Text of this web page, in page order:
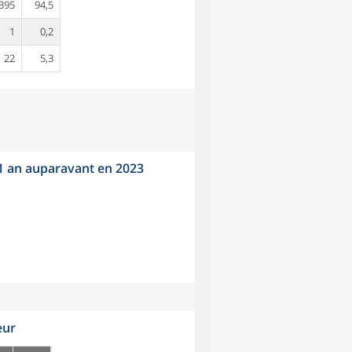
94,5
1
0,2
22
5,3
an auparavant en 2023